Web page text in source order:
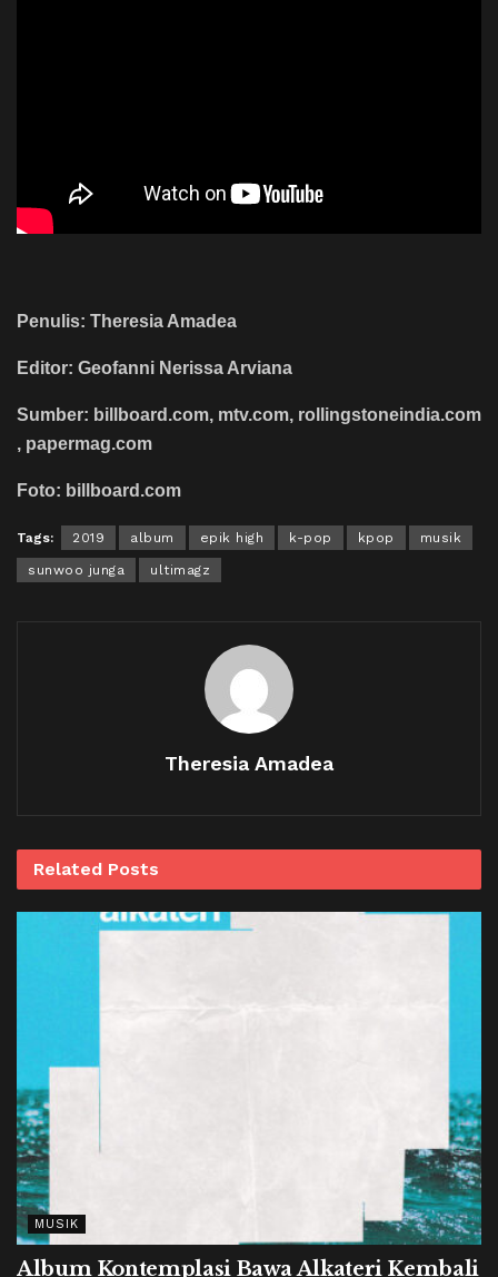
Penulis: Theresia Amadea
Editor: Geofanni Nerissa Arviana
Sumber: billboard.com, mtv.com, rollingstoneindia.com
, papermag.com
Foto: billboard.com
Tags: 2019 album epik high k-pop kpop musik
sunwoo junga ultimagz
Theresia Amadea
Related Posts
MUSIK
Album Kontemplasi Bawa Alkateri Kembali